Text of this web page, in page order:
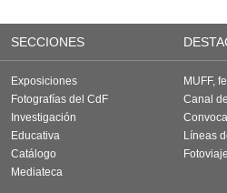
SECCIONES
Exposiciones
Fotografías del CdF
Investigación
Educativa
Catálogo
Mediateca
MUFF,
Canal
Líneas